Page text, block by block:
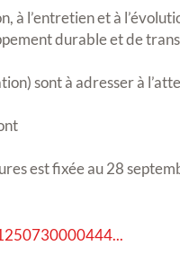
à l’entretien et à
durable et de
sont à adresser à
est fixée au 28